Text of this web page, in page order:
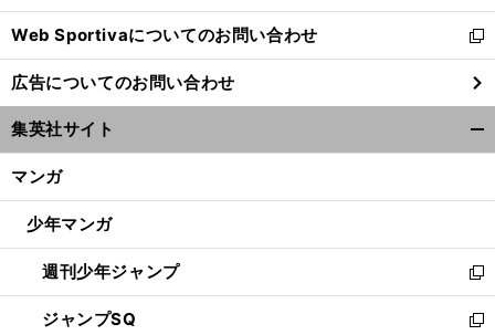
開
く
Web Sportivaについてのお問い合わせ
新
し
い
ウ
ィ
ン
ウ
開
く
広告についてのお問い合わせ
集英社サイト
マンガ
少年マンガ
週刊少年ジャンプ
新
し
い
ジャンプSQ
新